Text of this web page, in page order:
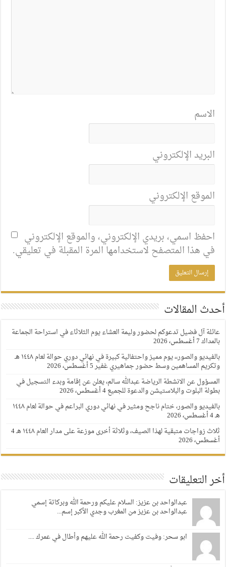
الاسم
البريد الإلكتروني
الموقع الإلكتروني
احفظ اسمي، بريدي الإلكتروني، والموقع الإلكتروني
في هذا المتصفح لاستخدامها المرة المقبلة في تعليقي.
أحدث المقالات
عائلة آل فضيل تدعوكم لحضور وليمة العشاء يوم الثلاثاء في استراحة الجماعة
بالمداك7 أغسطس، 2026
بالفيديو والصور،، يوم مميز واحتفالية كبيرة في نهائي دوري حوالة لعام ١٤٤٨ هـ
وتكريم المساهمين وسط حضور جماهيري غفير5 أغسطس، 2026
المسؤول عن الانشطة الرياضة عبدالله سالم، يعلن عن إقامة وبدء التسجيل في
بطولة البلوت والبلاستيشن والدعوة للجميع4 أغسطس، 2026
بالفيديو والصور، ختام ناجح ومثير في نهائي دوري البراعم في حوالة لعام ١٤٤٨
هـ4 أغسطس، 2026
ثلاث زواجات متبقية لهذا الصيف، وثلاثة أخرى موزعة على مدار العام ١٤٤٨ هـ
4
أغسطس، 2026
أخر التعليقات
عبدالواحد بن عزيز: السلام عليكم ورحمة الله وبركاتة إسمي
عبدالواحد بن عزيز من المغرب وجدي الأكبر إسم...
ابو سحر: وفيت وكفيت رحمة الله عليهم وأطال في عمرك ....